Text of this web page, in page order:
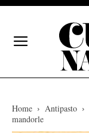
Home Antipasto
mandorle